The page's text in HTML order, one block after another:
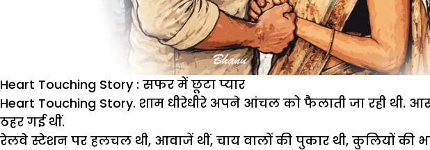
Heart Touching Story : सफर में छूटा प्यार
Heart Touching Story. शाम धीरेधीरे अपने आंचल को फैलाती जा रही थी.
ठहर गई थीं.
रेलवे स्टेशन पर हलचल थी, आवाजें थीं, चाय वालों की पुकार थी, कुलियों की